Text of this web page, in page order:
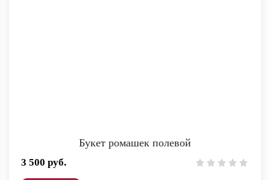
Букет ромашек полевой
3 500 руб.